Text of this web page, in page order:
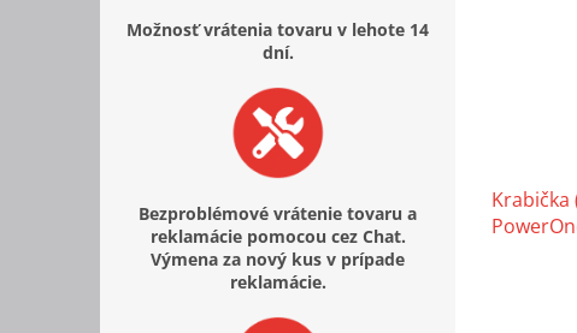
Možnosť vrátenia tovaru v lehote 14
dní.
Bezproblémové vrátenie tovaru a
reklamácie pomocou cez Chat.
Výmena za nový kus v prípade
reklamácie.